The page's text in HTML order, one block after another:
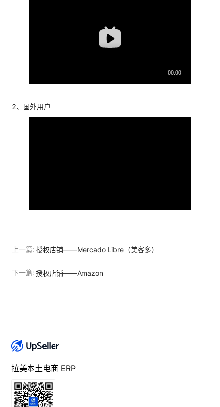
2、国外用户
上一篇: 授权店铺——Mercado Libre（美客多）
下一篇: 授权店铺——Amazon
拉美本土电商 ERP